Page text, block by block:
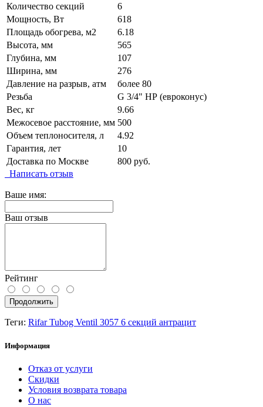
Количество секций
6
Мощность, Вт
618
Площадь обогрева, м2
6.18
Высота, мм
565
Глубина, мм
107
Ширина, мм
276
Давление на разрыв, атм
более 80
Резьба
G 3/4" НР (евроконус)
Вес, кг
9.66
Межосевое расстояние, мм 500
Объем теплоносителя, л
4.92
Гарантия, лет
10
Доставка по Москве
800 руб.
Написать отзыв
Ваше имя:
Ваш отзыв
Рейтинг
Продолжить
Теги: Rifar Tubog Ventil 3057 6 секций антрацит
Информация
Отказ от услуги
Скидки
Условия возврата товара
О нас